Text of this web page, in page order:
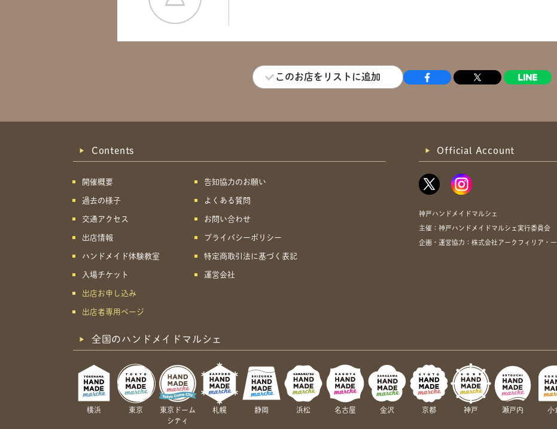
このお店をリストに追加
Contents
開催概要
過去の様子
交通アクセス
出店情報
ハンドメイド体験教室
入場チケット
出店お申し込み
出店者専用ページ
告知協力のお願い
よくある質問
お問い合わせ
プライバシーポリシー
特定商取引法に基づく表記
運営会社
Official Account
神戸ハンドメイドマルシェ
主催：神戸ハンドメイドマルシェ実行委員会
企画・運営協力：株式会社アークフィリア・
全国のハンドメイドマルシェ
横浜 東京
東京ドーム
シティ
札幌 静岡 浜松 名古屋 金沢 京都 神戸 瀬戸内 小